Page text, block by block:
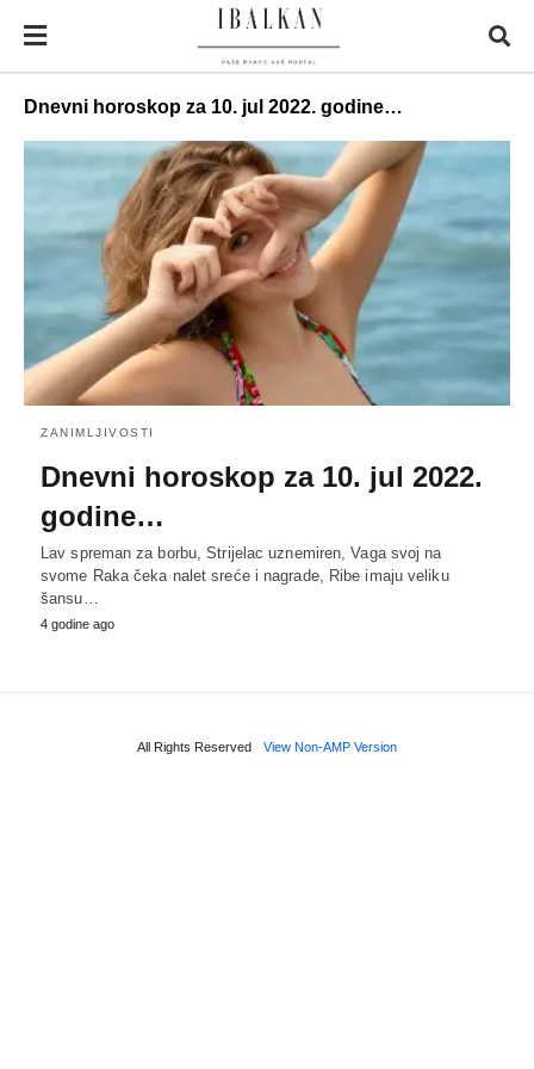
Dnevni horoskop za 10. jul 2022. godine…
ZANIMLJIVOSTI
Dnevni horoskop za 10. jul 2022.
godine…
Lav spreman za borbu, Strijelac uznemiren, Vaga svoj na
svome Raka čeka nalet sreće i nagrade, Ribe imaju veliku
šansu…
4 godine ago
All Rights Reserved View Non-AMP Version